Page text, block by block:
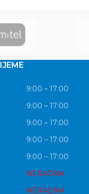
9:00 – 17:00
9:00 – 17:00
9:00 – 17:00
9:00 – 17:00
9:00 – 17:00
NERADNA
NERADNA